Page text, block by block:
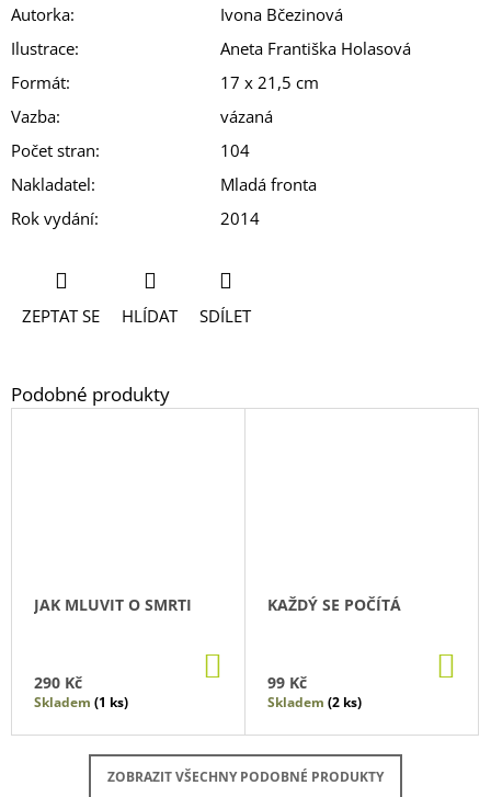
Autorka:
Ivona Bčezinová
Ilustrace:
Aneta Františka Holasová
Formát:
17 x 21,5 cm
Vazba:
vázaná
Počet stran:
104
Nakladatel:
Mladá fronta
Rok vydání: 2014
ZEPTAT SE HLÍDAT SDÍLET
JAK MLUVIT O SMRTI
290 Kč KOŠÍKU
Skladem (1 ks)
KAŽDÝ SE POČÍTÁ
99 Kč
Skladem (2 ks)
ZOBRAZIT VŠECHNY PODOBNÉ PRODUKTY